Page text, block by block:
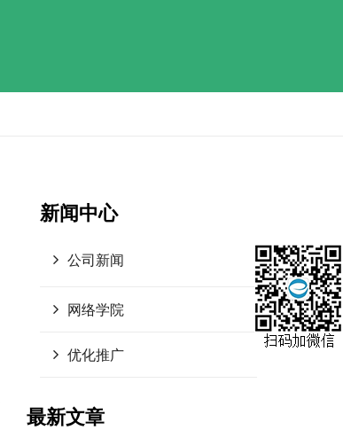
新闻中心
公司新闻
网络学院
优化推广
最新文章